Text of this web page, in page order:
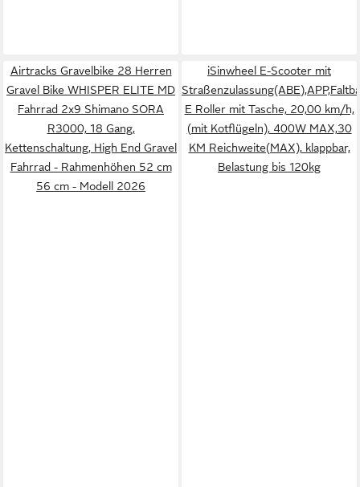
Airtracks Gravelbike 28 Herren
Gravel Bike WHISPER ELITE MD
Fahrrad 2x9 Shimano SORA
R3000, 18 Gang,
Kettenschaltung, High End Gravel
Fahrrad - Rahmenhöhen 52 cm
56 cm - Modell 2026
iSinwheel E-Scooter mit
E Roller mit Tasche, 20,00 km/h,
(mit Kotflügeln), 400W MAX,30
KM Reichweite(MAX), klappbar,
Belastung bis 120kg